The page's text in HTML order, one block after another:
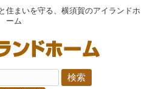
住まいを守る、横須賀のアイランドホ
ーム